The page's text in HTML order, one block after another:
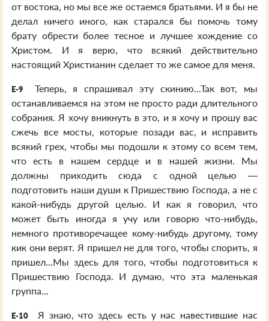
от востока, но мы все же остаемся братьями. И я бы не
делал ничего иного, как старался бы помочь тому
брату обрести более тесное и лучшее хождение со
Христом. И я верю, что всякий действительно
настоящий Христианин сделает то же самое для меня.
E-9
Теперь, я спрашивал эту скинию...Так вот, мы
останавливаемся на этом не просто ради длительного
собрания. Я хочу вникнуть в это, и я хочу и прошу вас
сжечь все мосты, которые позади вас, и исправить
всякий грех, чтобы мы подошли к этому со всем тем,
что есть в нашем сердце и в нашей жизни. Мы
должны приходить сюда с одной целью —
подготовить наши души к Пришествию Господа, а не с
какой-нибудь другой целью. И как я говорил, что
может быть иногда я учу или говорю что-нибудь,
немного противоречащее кому-нибудь другому, тому
кик они верят. Я пришел не для того, чтобы спорить, я
пришел...Мы здесь для того, чтобы подготовиться к
Пришествию Господа. И думаю, что эта маленькая
группа...
E-10
Я знаю, что здесь есть у нас навестившие нас